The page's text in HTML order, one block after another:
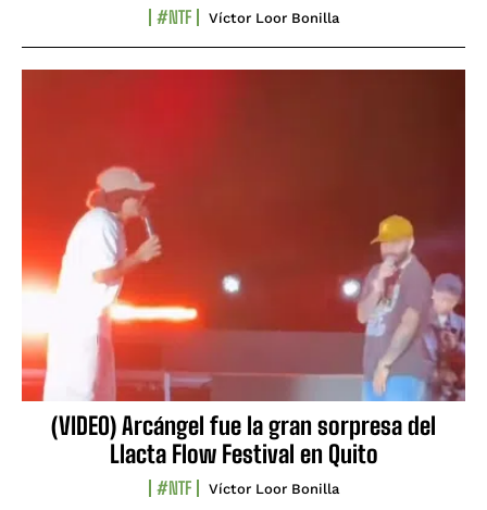
#NTF Víctor Loor Bonilla
(VIDEO) Arcángel fue la gran sorpresa del
Llacta Flow Festival en Quito
#NTF Víctor Loor Bonilla